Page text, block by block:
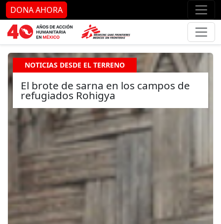
Ir al contenido principal Ir
DONA AHORA
NOTICIAS DESDE EL TERRENO
El brote de sarna en los campos de
refugiados Rohigya